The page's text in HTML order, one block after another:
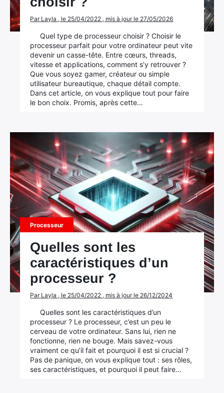
Par Layla , le 25/04/2022 , mis à jour le 27/05/2026
Quel type de processeur choisir ? Choisir le
processeur parfait pour votre ordinateur peut vite
devenir un casse-tête. Entre cœurs, threads,
vitesse et applications, comment s’y retrouver ?
Que vous soyez gamer, créateur ou simple
utilisateur bureautique, chaque détail compte.
Dans cet article, on vous explique tout pour faire
le bon choix. Promis, après cette…
Processeur
Quelles sont les
caractéristiques d’un
processeur ?
Par Layla , le 25/04/2022 , mis à jour le 26/12/2024
Quelles sont les caractéristiques d’un
processeur ? Le processeur, c’est un peu le
cerveau de votre ordinateur. Sans lui, rien ne
fonctionne, rien ne bouge. Mais savez-vous
vraiment ce qu’il fait et pourquoi il est si crucial ?
Pas de panique, on vous explique tout : ses rôles,
ses caractéristiques, et pourquoi il peut faire…
Mac